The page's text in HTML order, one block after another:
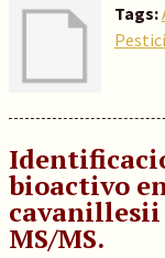
Tags:
bioactivo
cavanillesii
MS/MS.